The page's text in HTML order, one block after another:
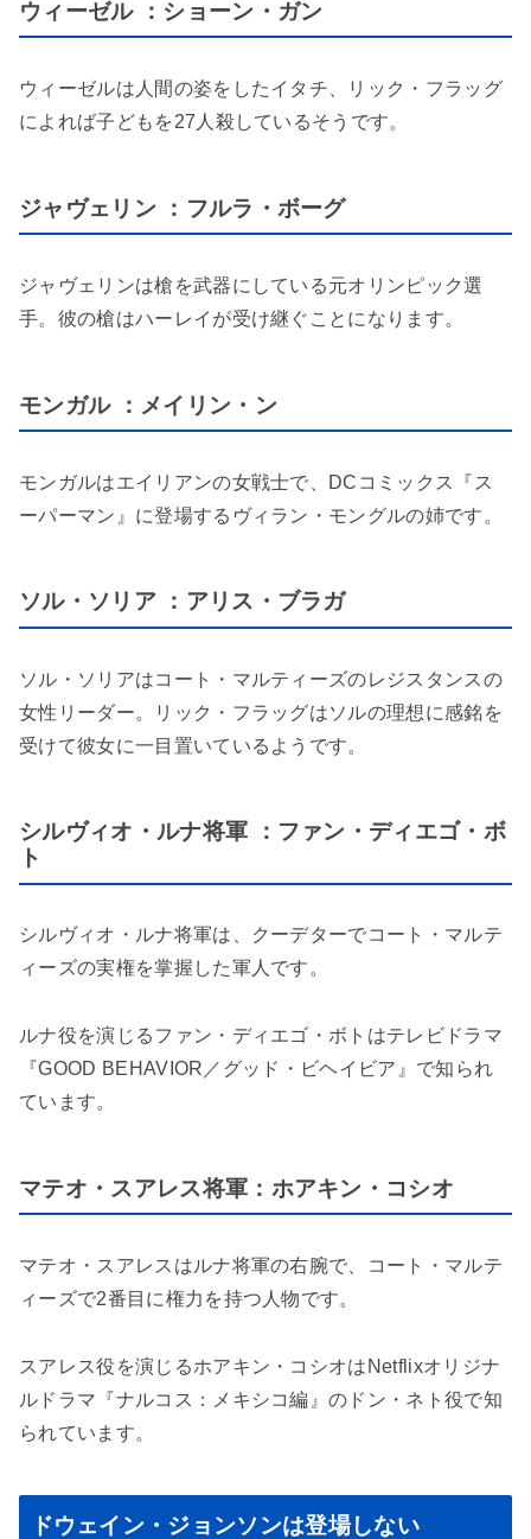
ウィーゼル ：ショーン・ガン
ウィーゼルは人間の姿をしたイタチ、リック・フラッグ
によれば子どもを27人殺しているそうです。
ジャヴェリン ：フルラ・ボーグ
ジャヴェリンは槍を武器にしている元オリンピック選
手。彼の槍はハーレイが受け継ぐことになります。
モンガル ：メイリン・ン
モンガルはエイリアンの女戦士で、DCコミックス『ス
ーパーマン』に登場するヴィラン・モングルの姉です。
ソル・ソリア ：アリス・ブラガ
ソル・ソリアはコート・マルティーズのレジスタンスの
女性リーダー。リック・フラッグはソルの理想に感銘を
受けて彼女に一目置いているようです。
シルヴィオ・ルナ将軍 ：ファン・ディエゴ・ボ
ト
シルヴィオ・ルナ将軍は、クーデターでコート・マルテ
ィーズの実権を掌握した軍人です。
ルナ役を演じるファン・ディエゴ・ボトはテレビドラマ
『GOOD BEHAVIOR／グッド・ビヘイビア』で知られ
ています。
マテオ・スアレス将軍：ホアキン・コシオ
マテオ・スアレスはルナ将軍の右腕で、コート・マルテ
ィーズで2番目に権力を持つ人物です。
スアレス役を演じるホアキン・コシオはNetflixオリジナ
ルドラマ『ナルコス：メキシコ編』のドン・ネト役で知
られています。
ドウェイン・ジョンソンは登場しない